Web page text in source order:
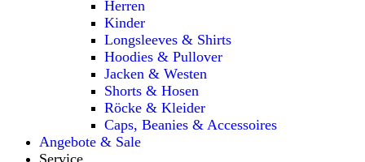
Herren
Kinder
Longsleeves & Shirts
Hoodies & Pullover
Jacken & Westen
Shorts & Hosen
Röcke & Kleider
Caps, Beanies & Accessoires
Angebote & Sale
Service